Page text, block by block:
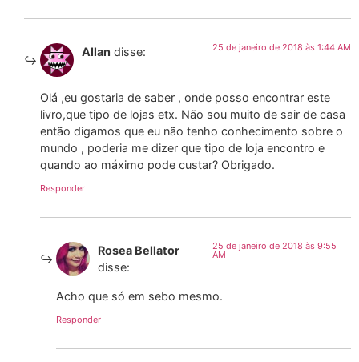
Allan disse: 25 de janeiro de 2018 às 1:44 AM
Olá ,eu gostaria de saber , onde posso encontrar este
livro,que tipo de lojas etx. Não sou muito de sair de casa
então digamos que eu não tenho conhecimento sobre o
mundo , poderia me dizer que tipo de loja encontro e
quando ao máximo pode custar? Obrigado.
Responder
Rosea Bellator
disse:
25 de janeiro de 2018 às 9:55
AM
Acho que só em sebo mesmo.
Responder